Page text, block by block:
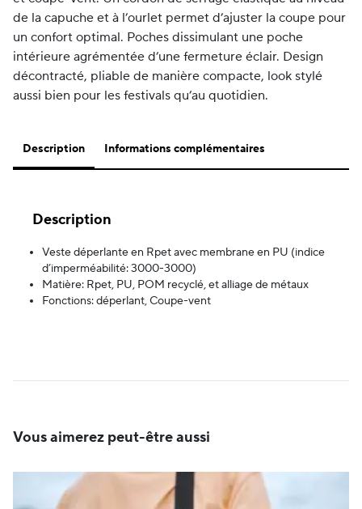
de la capuche et à l’ourlet permet d’ajuster la coupe pour
un confort optimal. Poches dissimulant une poche
intérieure agrémentée d’une fermeture éclair. Design
décontracté, pliable de manière compacte, look stylé
aussi bien pour les festivals qu’au quotidien.
Description Informations complémentaires
Description
Veste déperlante en Rpet avec membrane en PU (indice
d’imperméabilité: 3000-3000)
Matière: Rpet, PU, POM recyclé, et alliage de métaux
Fonctions: déperlant, Coupe-vent
Vous aimerez peut-être aussi